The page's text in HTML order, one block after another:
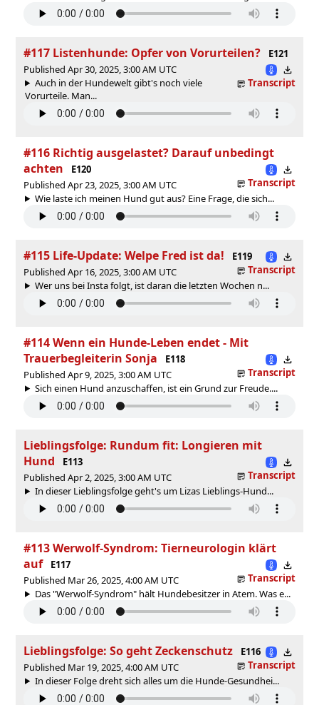
#117 Listenhunde: Opfer von Vorurteilen?
E121
Published Apr 30, 2025, 3:00 AM UTC
Transcript
Auch in der Hundewelt gibt's noch viele
Vorurteile. Man...
#116 Richtig ausgelastet? Darauf unbedingt
achten
E120
Published Apr 23, 2025, 3:00 AM UTC
Transcript
Wie laste ich meinen Hund gut aus? Eine Frage, die sich...
#115 Life-Update: Welpe Fred ist da!
E119
Published Apr 16, 2025, 3:00 AM UTC
Transcript
Wer uns bei Insta folgt, ist daran die letzten Wochen n...
#114 Wenn ein Hunde-Leben endet - Mit
Trauerbegleiterin Sonja
E118
Published Apr 9, 2025, 3:00 AM UTC
Transcript
Sich einen Hund anzuschaffen, ist ein Grund zur Freude....
Lieblingsfolge: Rundum fit: Longieren mit
Hund
E113
Published Apr 2, 2025, 3:00 AM UTC
Transcript
In dieser Lieblingsfolge geht's um Lizas Lieblings-Hund...
#113 Werwolf-Syndrom: Tierneurologin klärt
auf
E117
Published Mar 26, 2025, 4:00 AM UTC
Transcript
Das "Werwolf-Syndrom" hält Hundebesitzer in Atem. Was e...
Lieblingsfolge: So geht Zeckenschutz
E116
Published Mar 19, 2025, 4:00 AM UTC
Transcript
In dieser Folge dreht sich alles um die Hunde-Gesundhei...